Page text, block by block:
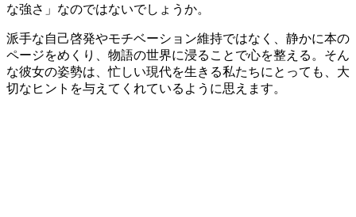
な強さ」なのではないでしょうか。
派手な自己啓発やモチベーション維持ではなく、静かに本の
ページをめくり、物語の世界に浸ることで心を整える。そん
な彼女の姿勢は、忙しい現代を生きる私たちにとっても、大
切なヒントを与えてくれているように思えます。